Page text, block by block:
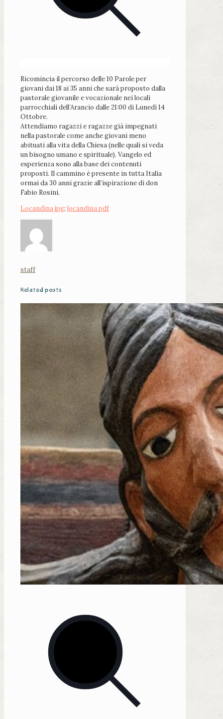
Ricomincia il percorso delle 10 Parole per
giovani dai 18 ai 35 anni che sarà proposto dalla
pastorale giovanile e vocazionale nei locali
parrocchiali dell’Arancio dalle 21:00 di Lunedì 14
Ottobre.
Attendiamo ragazzi e ragazze già impegnati
nella pastorale come anche giovani meno
abituati alla vita della Chiesa (nelle quali si veda
un bisogno umano e spirituale). Vangelo ed
esperienza sono alla base dei contenuti
proposti. Il cammino è presente in tutta Italia
ormai da 30 anni grazie all’ispirazione di don
Fabio Rosini.
Locandina jpg; locandina pdf
staff
Related posts